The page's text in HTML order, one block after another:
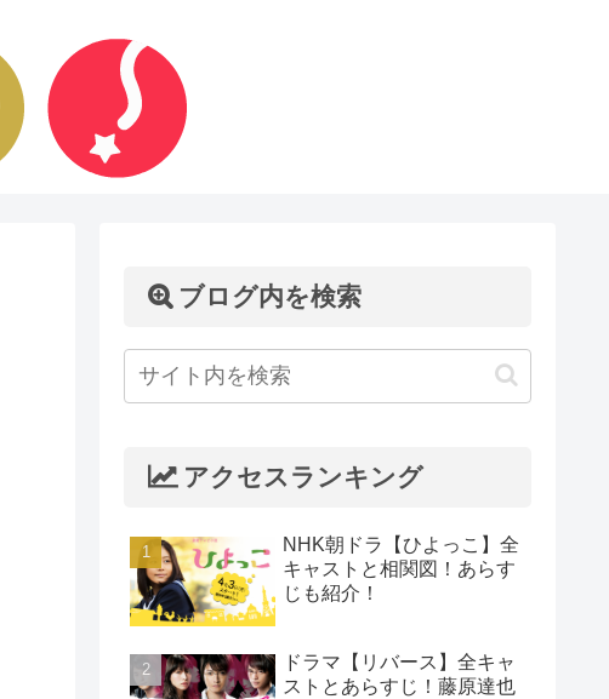
ブログ内を検索
アクセスランキング
NHK朝ドラ【ひよっこ】全
キャストと相関図！あらす
じも紹介！
ドラマ【リバース】全キャ
ストとあらすじ！藤原達也